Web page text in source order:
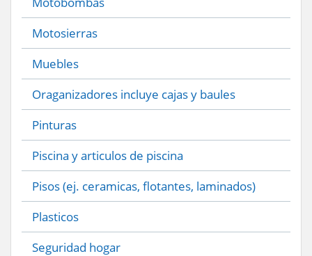
Motosierras
Muebles
Oraganizadores incluye cajas y baules
Pinturas
Piscina y articulos de piscina
Pisos (ej. ceramicas, flotantes, laminados)
Plasticos
Seguridad hogar